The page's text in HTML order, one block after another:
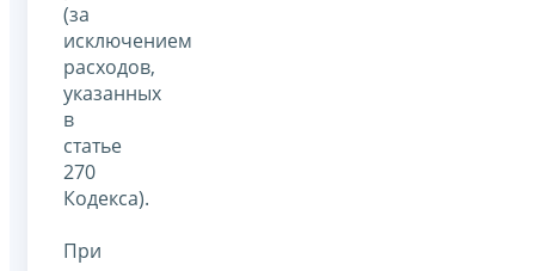
(за
исключением
расходов,
указанных
в
статье
270
Кодекса).
При